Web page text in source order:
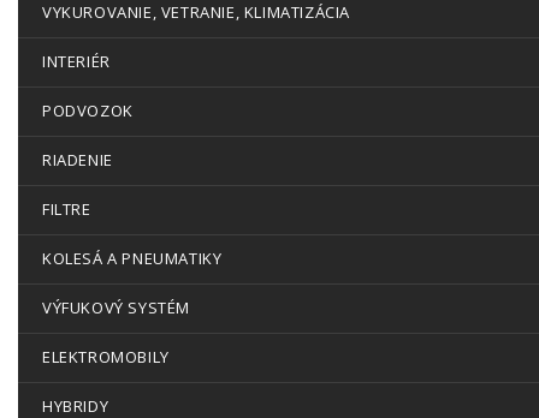
VYKUROVANIE, VETRANIE, KLIMATIZÁCIA
INTERIÉR
PODVOZOK
RIADENIE
FILTRE
KOLESÁ A PNEUMATIKY
VÝFUKOVÝ SYSTÉM
ELEKTROMOBILY
HYBRIDY